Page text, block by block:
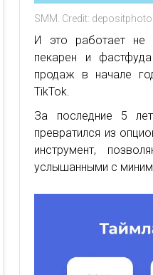
SMM. Credit:
И это работает не
пекарен и
продаж в начале
TikTok.
За последние 5
превратился из
инструмент,
услышанными с